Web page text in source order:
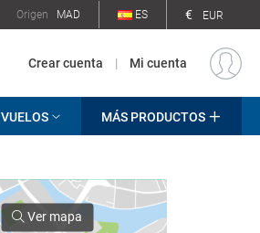
Origen MAD ES € EUR
Crear cuenta | Mi cuenta
VUELOS MÁS PRODUCTOS
Ver mapa